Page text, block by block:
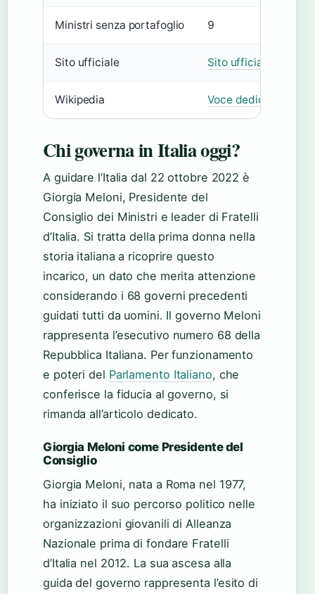
Ministri senza portafoglio 9
Sito ufficiale Sito ufficiale del
Wikipedia Voce dedicata su
Chi governa in Italia oggi?
A guidare l’Italia dal 22 ottobre 2022 è
Giorgia Meloni, Presidente del
Consiglio dei Ministri e leader di Fratelli
d’Italia. Si tratta della prima donna nella
storia italiana a ricoprire questo
incarico, un dato che merita attenzione
considerando i 68 governi precedenti
guidati tutti da uomini. Il governo Meloni
rappresenta l’esecutivo numero 68 della
Repubblica Italiana. Per funzionamento
e poteri del Parlamento Italiano, che
conferisce la fiducia al governo, si
rimanda all’articolo dedicato.
Giorgia Meloni come Presidente del
Consiglio
Giorgia Meloni, nata a Roma nel 1977,
ha iniziato il suo percorso politico nelle
organizzazioni giovanili di Alleanza
Nazionale prima di fondare Fratelli
d’Italia nel 2012. La sua ascesa alla
guida del governo rappresenta l’esito di